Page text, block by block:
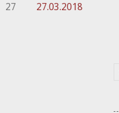
27 27.03.2018